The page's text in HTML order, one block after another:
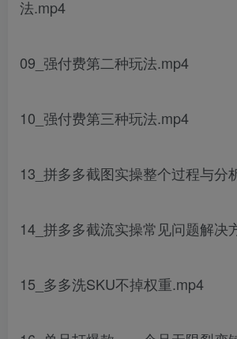
法.mp4
09_强付费第二种玩法.mp4
10_强付费第三种玩法.mp4
13_拼多多截图实操整个过程与分
14_拼多多截流实操常见问题解决
15_多多洗SKU不掉权重.mp4